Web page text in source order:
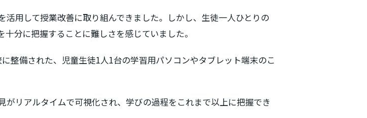
活用して授業改善に取り組んできました。しかし、生徒一人ひとりの
分に把握することに難しさを感じていました。
整備された、児童生徒1人1台の学習用パソコンやタブレット端末のこ
がリアルタイムで可視化され、学びの過程をこれまで以上に把握でき